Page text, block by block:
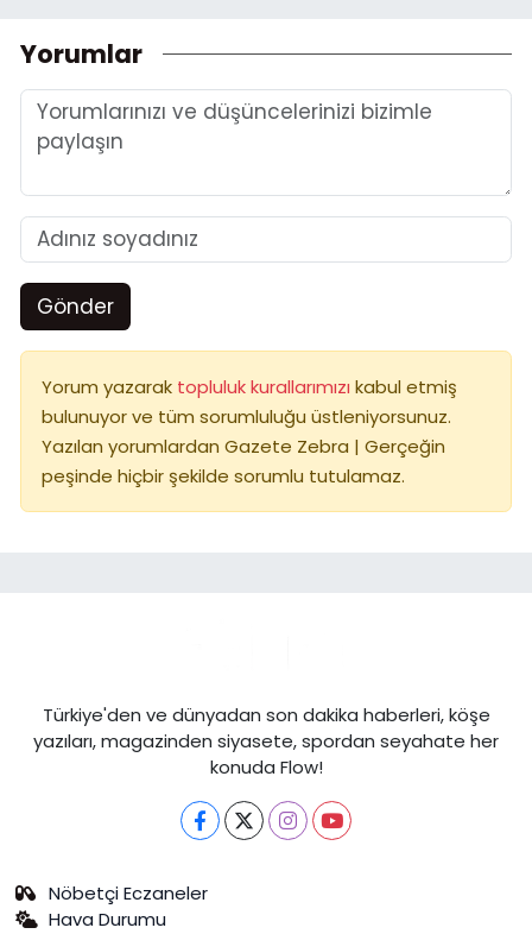
Yorumlar
Gönder
Yorum yazarak topluluk kurallarımızı kabul etmiş
bulunuyor ve tüm sorumluluğu üstleniyorsunuz.
Yazılan yorumlardan Gazete Zebra | Gerçeğin
peşinde hiçbir şekilde sorumlu tutulamaz.
Türkiye'den ve dünyadan son dakika haberleri, köşe
yazıları, magazinden siyasete, spordan seyahate her
konuda Flow!
Nöbetçi Eczaneler
Hava Durumu